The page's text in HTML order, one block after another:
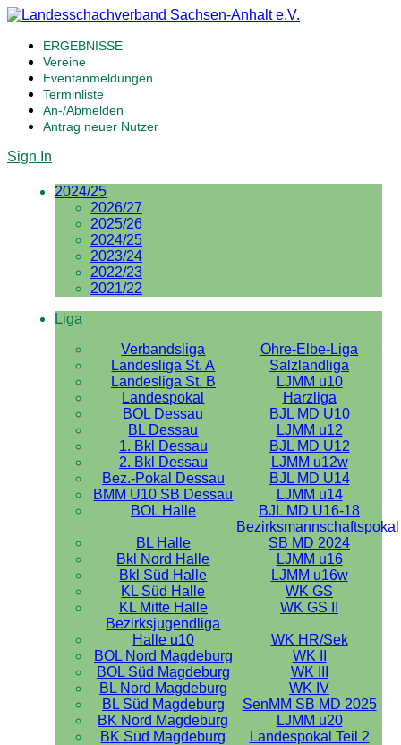
ERGEBNISSE
Vereine
Eventanmeldungen
Terminliste
An-/Abmelden
Antrag neuer Nutzer
Sign In
2024/25
2026/27
2025/26
2024/25
2023/24
2022/23
2021/22
Liga
Verbandsliga
Ohre-Elbe-Liga
Landesliga St. A
Salzlandliga
Landesliga St. B
LJMM u10
Landespokal
Harzliga
BOL Dessau
BJL MD U10
BL Dessau
LJMM u12
1. Bkl Dessau
BJL MD U12
2. Bkl Dessau
LJMM u12w
Bez.-Pokal Dessau
BJL MD U14
BMM U10 SB Dessau
LJMM u14
BOL Halle
BJL MD U16-18
BL Halle
Bezirksmannschaftspokal
SB MD 2024
Bkl Nord Halle
LJMM u16
Bkl Süd Halle
LJMM u16w
KL Süd Halle
WK GS
KL Mitte Halle
WK GS II
Bezirksjugendliga
Halle u10
WK HR/Sek
BOL Nord Magdeburg
WK II
BOL Süd Magdeburg
WK III
BL Nord Magdeburg
WK IV
BL Süd Magdeburg
SenMM SB MD 2025
BK Nord Magdeburg
LJMM u20
BK Süd Magdeburg
Landespokal Teil 2